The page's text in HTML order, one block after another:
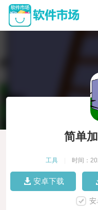
简单
工具 时间：
安卓下载
安